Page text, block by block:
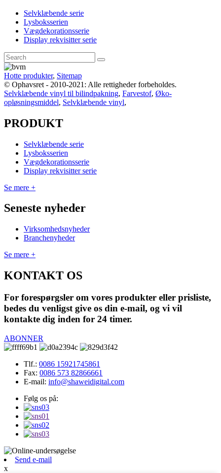
Selvklæbende serie
Lysboksserien
Vægdekorationsserie
Display rekvisitter serie
Hotte produkter, Sitemap
© Ophavsret - 2010-2021: Alle rettigheder forbeholdes.
Selvklæbende vinyl til bilindpakning, Farvestof, Øko-
opløsningsmiddel, Selvklæbende vinyl,
PRODUKT
Selvklæbende serie
Lysboksserien
Vægdekorationsserie
Display rekvisitter serie
Se mere +
Seneste nyheder
Virksomhedsnyheder
Branchenyheder
Se mere +
KONTAKT OS
For forespørgsler om vores produkter eller prisliste,
bedes du venligst give os din e-mail, og vi vil
kontakte dig inden for 24 timer.
ABONNER
Tlf.: 0086 15921745861
Fax: 0086 573 82866661
E-mail: info@shaweidigital.com
Følg os på:
Send e-mail
x